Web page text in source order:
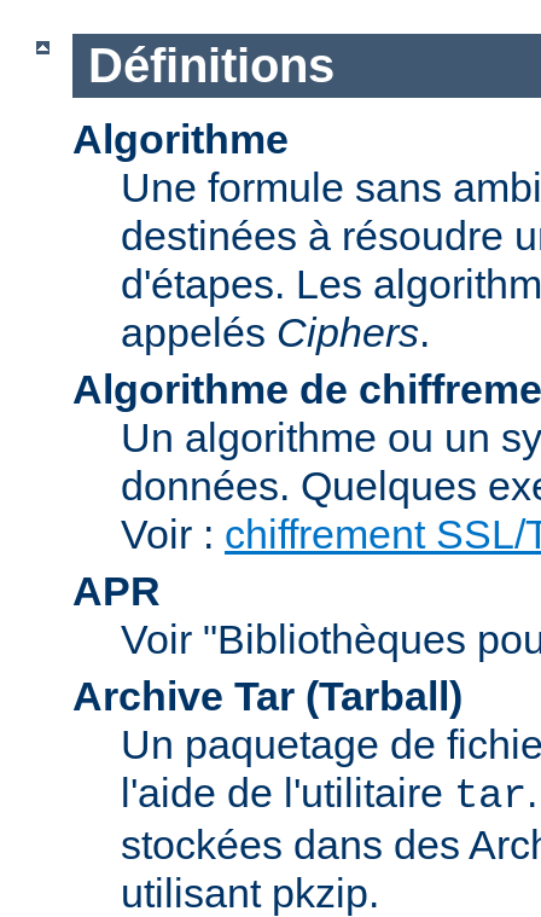
Définitions
Algorithme
Une formule sans
destinées à résoudre
d'étapes. Les
appelés Ciphers.
Algorithme de
Un algorithme ou un
données. Quelques
Voir : chiffrement SSL/
APR
Voir "Bibliothèques
Archive Tar (Tarball)
Un paquetage de
l'aide de l'utilitaire tar
stockées dans des
utilisant pkzip.